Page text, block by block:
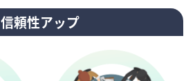
信頼性アップ